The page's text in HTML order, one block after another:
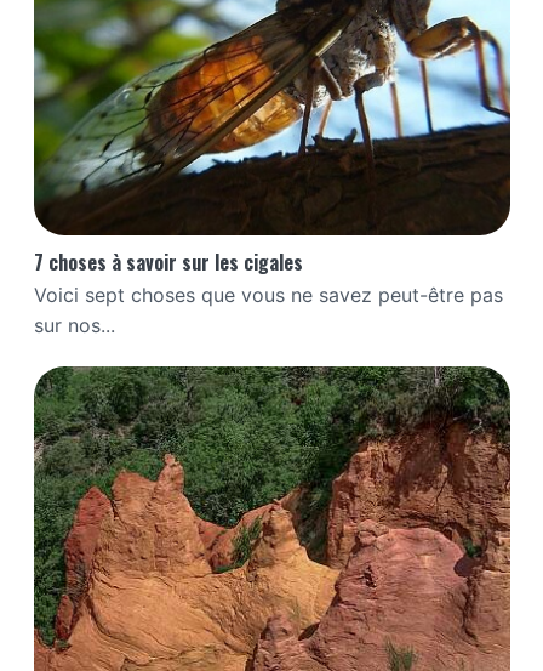
7 choses à savoir sur les cigales
Voici sept choses que vous ne savez peut-être pas
sur nos...